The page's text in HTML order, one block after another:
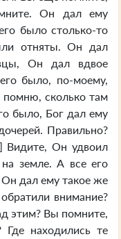
Он дал ему
было столько-то
отняты. Он дал
Он дал вдвое
было, по-моему,
помню, сколько там
было, Бог дал ему
Правильно?
Видите, Он удвоил
земле. А все его
дал ему такое же
внимание?
этим? Вы помните,
находились те